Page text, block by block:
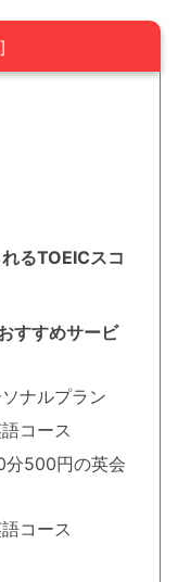
るTOEICスコ
すすめサービ
ナルプラン
コース
分500円の英会
コース